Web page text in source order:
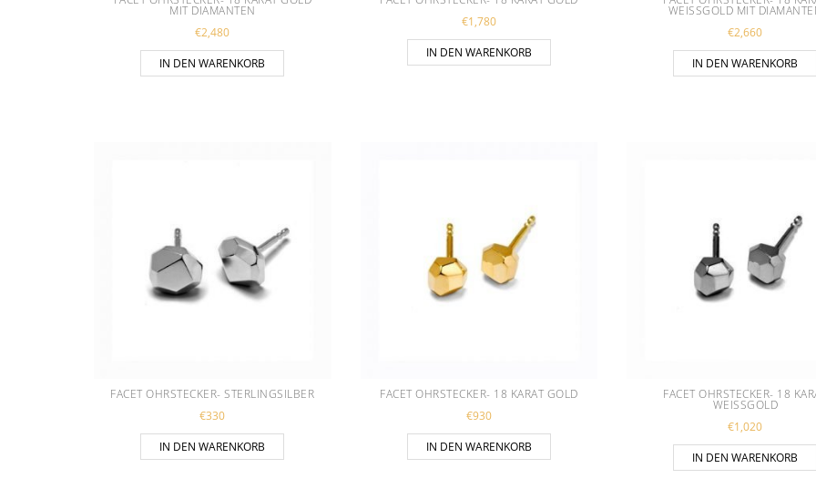
MIT DIAMANTEN
€2,480
IN DEN WARENKORB
€1,780
IN DEN WARENKORB
WEISSGOLD MIT DIAMANTEN
€2,660
IN DEN WARENKORB
FACET OHRSTECKER- STERLINGSILBER
€330
IN DEN WARENKORB
FACET OHRSTECKER- 18 KARAT GOLD
€930
IN DEN WARENKORB
FACET OHRSTECKER- 18
WEISSGOLD
€1,020
IN DEN WARENKORB